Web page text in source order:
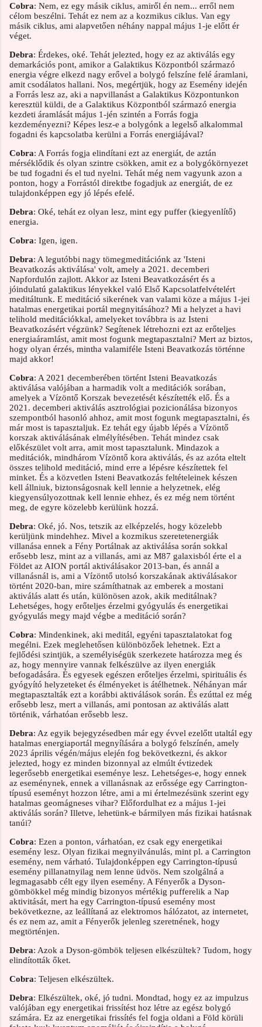
Cobra: Nem, ez egy másik ciklus, amiről én nem... erről nem
célom beszélni. Tehát ez nem az a kozmikus ciklus. Van egy
másik ciklus, ami alapvetően néhány nappal május 1-je előtt ér
véget.
Debra: Érdekes, oké. Tehát jelezted, hogy ez az aktiválás egy
demarkációs pont, amikor a Galaktikus Központból származó
energia végre elkezd nagy erővel a bolygó felszíne felé áramlani,
amit csodálatos hallani. Nos, megértjük, hogy az Esemény idején
a Forrás lesz az, aki a napvillanást a Galaktikus Központunkon
keresztül küldi, de a Galaktikus Központból származó energia
kezdeti áramlását május 1-jén szintén a Forrás fogja
kezdeményezni? Képes lesz-e a bolygónk a legelső alkalommal
fogadni és kapcsolatba kerülni a Forrás energiájával?
Cobra: A Forrás fogja elindítani ezt az energiát, de aztán
mérséklődik és olyan szintre csökken, amit ez a bolygókörnyezet
be tud fogadni és el tud nyelni. Tehát még nem vagyunk azon a
ponton, hogy a Forrástól direktbe fogadjuk az energiát, de ez
tulajdonképpen egy jó lépés efelé.
Debra: Oké, tehát ez olyan lesz, mint egy puffer (kiegyenlítő)
energia.
Cobra: Igen, igen.
Debra: A legutóbbi nagy tömegmeditációnk az 'Isteni
Beavatkozás aktiválása' volt, amely a 2021. decemberi
Napfordulón zajlott. Akkor az Isteni Beavatkozásért és a
jóindulatú galaktikus lényekkel való Első Kapcsolatfelvételért
meditáltunk. E meditáció sikerének van valami köze a május 1-jei
hatalmas energetikai portál megnyitásához? Mi a helyzet a havi
telihold meditációkkal, amelyeket továbbra is az Isteni
Beavatkozásért végzünk? Segítenek létrehozni ezt az erőteljes
energiaáramlást, amit most fogunk megtapasztalni? Mert az biztos,
hogy olyan érzés, mintha valamiféle Isteni Beavatkozás történne
majd akkor!
Cobra: A 2021 decemberében történt Isteni Beavatkozás
aktiválása valójában a harmadik volt a meditációk sorában,
amelyek a Vízöntő Korszak bevezetését készítették elő. És a
2021. decemberi aktiválás asztrológiai pozicionálása bizonyos
szempontból hasonló ahhoz, amit most fogunk megtapasztalni, és
már most is tapasztaljuk. Ez tehát egy újabb lépés a Vízöntő
korszak aktiválásának elmélyítésében. Tehát mindez csak
előkészület volt arra, amit most tapasztalunk. Mindazok a
meditációk, mindhárom Vízöntő kora aktiválás, és az azóta eltelt
összes telihold meditáció, mind erre a lépésre készítettek fel
minket. És a közvetlen Isteni Beavatkozás feltételeinek készen
kell állniuk, biztonságosnak kell lennie a helyzetnek, elég
kiegyensúlyozottnak kell lennie ehhez, és ez még nem történt
meg, de egyre közelebb kerülünk hozzá.
Debra: Oké, jó. Nos, tetszik az elképzelés, hogy közelebb
kerüljünk mindehhez. Mivel a kozmikus szeretetenergiák
villanása ennek a Fény Portálnak az aktiválása során sokkal
erősebb lesz, mint az a villanás, ami az M87 galaxisból érte el a
Földet az AION portál aktiválásakor 2013-ban, és annál a
villanásnál is, ami a Vízöntő utolsó korszakának aktiválásakor
történt 2020-ban, mire számíthatnak az emberek a mostani
aktiválás alatt és után, különösen azok, akik meditálnak?
Lehetséges, hogy erőteljes érzelmi gyógyulás és energetikai
gyógyulás megy majd végbe a meditáció során?
Cobra: Mindenkinek, aki meditál, egyéni tapasztalatokat fog
megélni. Ezek meglehetősen különbözőek lehetnek. Ezt a
fejlődési szintjük, a személyiségük szerkezete határozza meg és
az, hogy mennyire vannak felkészülve az ilyen energiák
befogadására. És egyesek egészen erőteljes érzelmi, spirituális és
gyógyító helyzeteket és élményeket is átélhetnek. Néhányan már
megtapasztalták ezt a korábbi aktiválások során. És ezúttal ez még
erősebb lesz, mert a villanás, ami pontosan az aktiválás alatt
történik, várhatóan erősebb lesz.
Debra: Az egyik bejegyzésedben már egy évvel ezelőtt utaltál egy
hatalmas energiaportál megnyílására a bolygó felszínén, amely
2023 április végén/május elején fog bekövetkezni, és akkor
jelezted, hogy ez minden bizonnyal az elmúlt évtizedek
legerősebb energetikai eseménye lesz. Lehetséges-e, hogy ennek
az eseménynek, ennek a villanásnak az erőssége egy Carrington-
típusú eseményt hozzon létre, ami a mi értelmezésünk szerint egy
hatalmas geomágneses vihar? Előfordulhat ez a május 1-jei
aktiválás során? Illetve, lehetünk-e bármilyen más fizikai hatásnak
tanúi?
Cobra: Ezen a ponton, várhatóan, ez csak egy energetikai
esemény lesz. Olyan fizikai megnyilvánulás, mint pl. a Carrington
esemény, nem várható. Tulajdonképpen egy Carrington-típusú
esemény pillanatnyilag nem lenne üdvös. Nem szolgálná a
legmagasabb célt egy ilyen esemény. A Fényerők a Dyson-
gömbökkel még mindig bizonyos mértékig pufferelik a Nap
aktivitását, mert ha egy Carrington-típusú esemény most
bekövetkezne, az leállítaná az elektromos hálózatot, az internetet,
és ez nem az, amit a Fényerők jelenleg szeretnének, hogy
megtörténjen.
Debra: Azok a Dyson-gömbök teljesen elkészültek? Tudom, hogy
elindították őket.
Cobra: Teljesen elkészültek.
Debra: Elkészültek, oké, jó tudni. Mondtad, hogy ez az impulzus
valójában egy energetikai frissítést hoz létre az egész bolygó
számára. Ez az energetikai frissítés fel fogja oldani a Föld körüli